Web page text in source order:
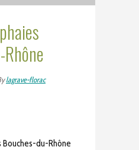
lagrave-florac
Bouches-du-Rhône